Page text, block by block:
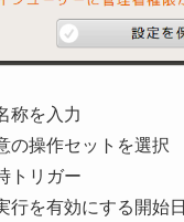
称を入力
の操作セットを選択
トリガー
行を有効にする開始日